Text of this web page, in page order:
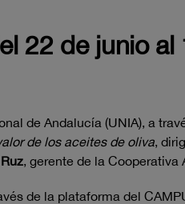
22 de junio al
de Andalucía (UNIA), a
de los aceites de oliva,
, gerente de la Cooperativa
de la plataforma del